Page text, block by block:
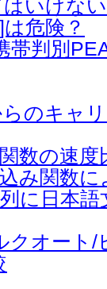
いけない
危険？
帯判別
のキャ
数の速度
み関数に
に日本
クオート/